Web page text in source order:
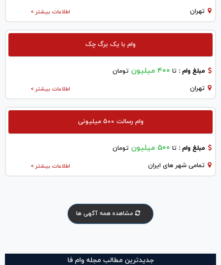
اطلاعات بیشتر > تهران
وام با یک برگ چک
مبلغ وام : تا ۴۰۰ میلیون تومان
اطلاعات بیشتر > تهران
وام رسالت ۵۰۰ میلیونی
مبلغ وام : تا 500 میلیون تومان
اطلاعات بیشتر > تمامی شهر های ایران
مشاهده همه آگهی ها
جدیدترین مطالب مجله وام فا